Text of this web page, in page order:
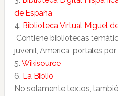
de España
4. Biblioteca Virtual Miguel
Contiene bibliotecas
juvenil, América, portales
5. Wikisource
6. La Biblio
No solamente textos,